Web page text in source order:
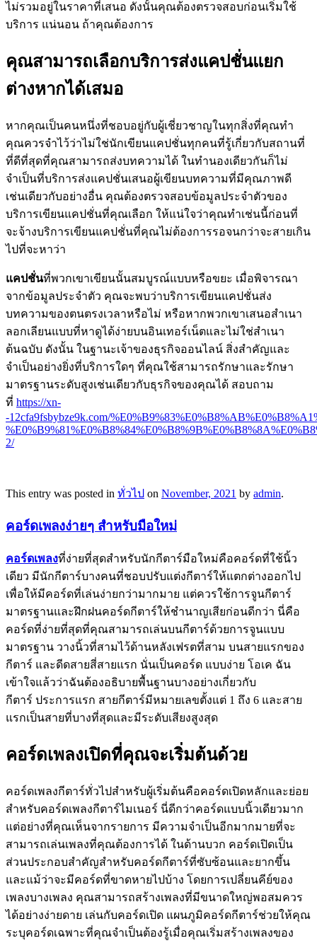
ไม่รวมอยู่ในราคาที่เสนอ ดังนั้นคุณต้องตรวจสอบก่อนเริ่มใช้
บริการ แน่นอน ถ้าคุณต้องการ
คุณสามารถเลือกบริการส่งแคปชั่นแยก
ต่างหากได้เสมอ
หากคุณเป็นคนหนึ่งที่ชอบอยู่กับผู้เชี่ยวชาญในทุกสิ่งที่คุณทำ
คุณควรจำไว้ว่าไม่ใช่นักเขียนแคปชั่นทุกคนที่รู้เกี่ยวกับสถานที่
ที่ดีที่สุดที่คุณสามารถส่งบทความได้ ในทำนองเดียวกันก็ไม่
จำเป็นที่บริการส่งแคปชั่นเสนอผู้เขียนบทความที่มีคุณภาพดี
เช่นเดียวกับอย่างอื่น คุณต้องตรวจสอบข้อมูลประจำตัวของ
บริการเขียนแคปชั่นที่คุณเลือก ให้แน่ใจว่าคุณทำเช่นนี้ก่อนที่
จะจ้างบริการเขียนแคปชั่นที่คุณไม่ต้องการรอจนกว่าจะสายเกิน
ไปที่จะหาว่า
แคปชั่นที่พวกเขาเขียนนั้นสมบูรณ์แบบหรือขยะ เมื่อพิจารณา
จากข้อมูลประจำตัว คุณจะพบว่าบริการเขียนแคปชั่นส่ง
บทความของตนตรงเวลาหรือไม่ หรือหากพวกเขาเสนอสำเนา
ลอกเลียนแบบที่หาดูได้ง่ายบนอินเทอร์เน็ตและไม่ใช่สำเนา
ต้นฉบับ ดังนั้น ในฐานะเจ้าของธุรกิจออนไลน์ สิ่งสำคัญและ
จำเป็นอย่างยิ่งที่บริการใดๆ ที่คุณใช้สามารถรักษาและรักษา
มาตรฐานระดับสูงเช่นเดียวกับธุรกิจของคุณได้ สอบถาม
ที่ https://xn-
-12cfa9fsbybze9k.com/
2/
This entry was posted in ทั่วไป on November, 2021 by admin.
คอร์ดเพลงง่ายๆ สำหรับมือใหม่
คอร์ดเพลงที่ง่ายที่สุดสำหรับนักกีตาร์มือใหม่คือคอร์ดที่ใช้นิ้ว
เดียว มีนักกีตาร์บางคนที่ชอบปรับแต่งกีตาร์ให้แตกต่างออกไป
เพื่อให้มีคอร์ดที่เล่นง่ายกว่ามากมาย แต่ควรใช้การจูนกีตาร์
มาตรฐานและฝึกฝนคอร์ดกีตาร์ให้ชำนาญเสียก่อนดีกว่า นี่คือ
คอร์ดที่ง่ายที่สุดที่คุณสามารถเล่นบนกีตาร์ด้วยการจูนแบบ
มาตรฐาน วางนิ้วที่สามไว้ด้านหลังเฟรตที่สาม บนสายแรกของ
กีตาร์ และดีดสายสี่สายแรก นั่นเป็นคอร์ด แบบง่าย โอเค ฉัน
เข้าใจแล้วว่าฉันต้องอธิบายพื้นฐานบางอย่างเกี่ยวกับ
กีตาร์ ประการแรก สายกีตาร์มีหมายเลขตั้งแต่ 1 ถึง 6 และสาย
แรกเป็นสายที่บางที่สุดและมีระดับเสียงสูงสุด
คอร์ดเพลงเปิดที่คุณจะเริ่มต้นด้วย
คอร์ดเพลงกีตาร์ทั่วไปสำหรับผู้เริ่มต้นคือคอร์ดเปิดหลักและย่อย
สำหรับคอร์ดเพลงกีตาร์ไมเนอร์ นี่ดีกว่าคอร์ดแบบนิ้วเดียวมาก
แต่อย่างที่คุณเห็นจากรายการ มีความจำเป็นอีกมากมายที่จะ
สามารถเล่นเพลงที่คุณต้องการได้ ในด้านบวก คอร์ดเปิดเป็น
ส่วนประกอบสำคัญสำหรับคอร์ดกีตาร์ที่ซับซ้อนและยากขึ้น
และแม้ว่าจะมีคอร์ดที่ขาดหายไปบ้าง โดยการเปลี่ยนคีย์ของ
เพลงบางเพลง คุณสามารถสร้างเพลงที่มีขนาดใหญ่พอสมควร
ได้อย่างง่ายดาย เล่นกับคอร์ดเปิด แผนภูมิคอร์ดกีตาร์ช่วยให้คุณ
ระบุคอร์ดเฉพาะที่คุณจำเป็นต้องรู้เมื่อคุณเริ่มสร้างเพลงของ